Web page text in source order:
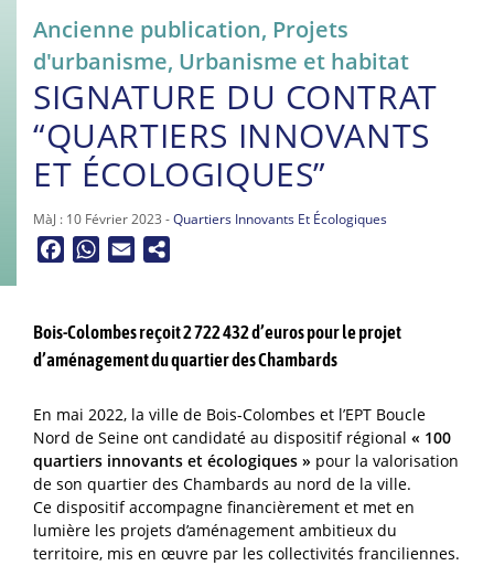
Ancienne publication, Projets
d'urbanisme, Urbanisme et habitat
SIGNATURE DU CONTRAT
“QUARTIERS INNOVANTS
ET ÉCOLOGIQUES”
MàJ : 10 Février 2023 -Quartiers Innovants Et Écologiques
FacebookWhatsApp
Email
Bois-Colombes reçoit 2 722 432 d’euros pour le projet
d’aménagement du quartier des Chambards
En mai 2022, la ville de Bois-Colombes et l’EPT Boucle
Nord de Seine ont candidaté au dispositif régional « 100
quartiers innovants et écologiques » pour la valorisation
de son quartier des Chambards au nord de la ville.
Ce dispositif accompagne financièrement et met en
lumière les projets d’aménagement ambitieux du
territoire, mis en œuvre par les collectivités franciliennes.